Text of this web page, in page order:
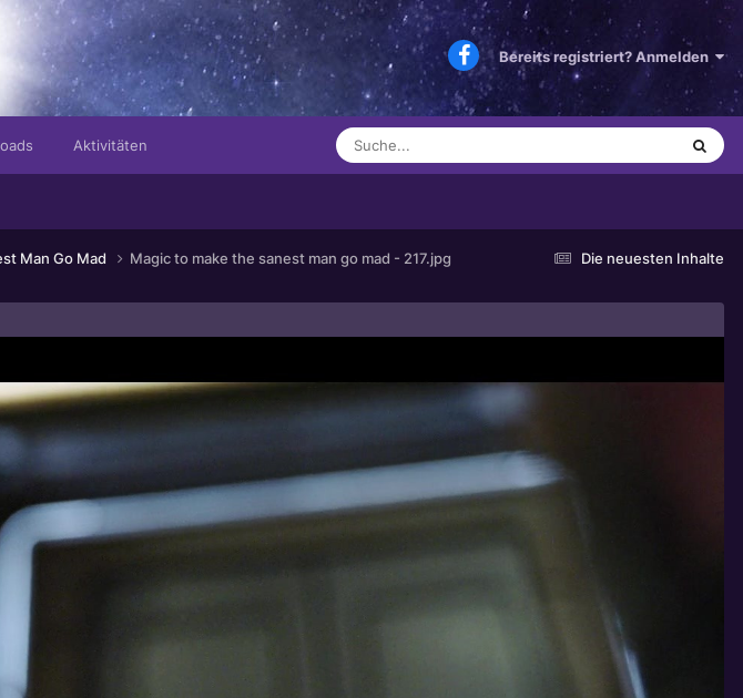
Bereits registriert? Anmelden
Aktivitäten
Die neuesten Inhalte
Man Go Mad Magic to make the sanest man go mad - 217.jpg